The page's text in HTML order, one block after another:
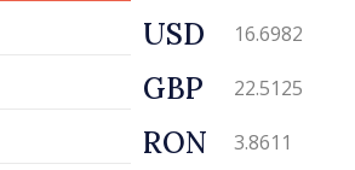
USD 16.6982
GBP 22.5125
RON 3.8611